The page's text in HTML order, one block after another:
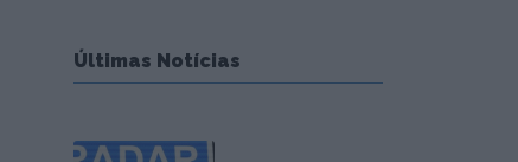
Últimas Notícias